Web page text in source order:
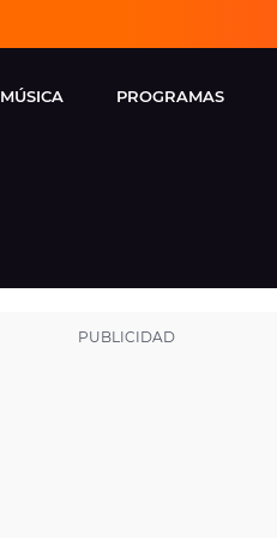
MÚSICA
FM
PROGRAMAS